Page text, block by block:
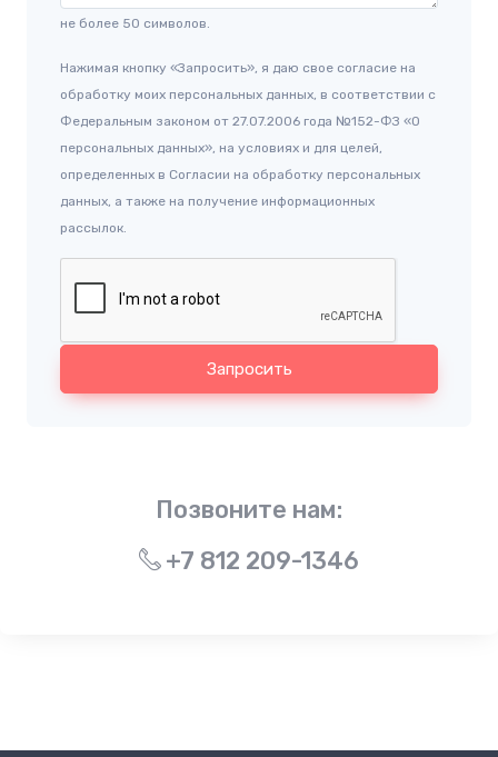
не более 50 символов.
Нажимая кнопку «Запросить», я даю свое согласие на
обработку моих персональных данных, в соответствии с
Федеральным законом от 27.07.2006 года №152-ФЗ «О
персональных данных», на условиях и для целей,
определенных в Согласии на обработку персональных
данных, а также на получение информационных
рассылок.
Запросить
Позвоните нам:
+7 812 209-1346